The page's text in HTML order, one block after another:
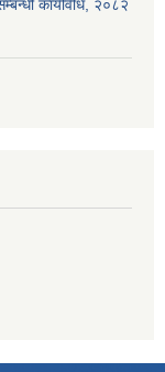
कार्यविधि, २०८२